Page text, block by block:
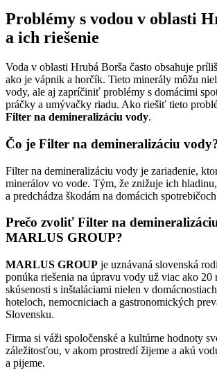
Problémy s vodou v oblasti
a ich riešenie
Voda v oblasti Hrubá Borša často obsahuje
ako je vápnik a horčík. Tieto minerály môžu
vody, ale aj zapríčiniť problémy s domácimi
práčky a umývačky riadu. Ako riešiť tieto
Filter na demineralizáciu vody.
Čo je Filter na demineralizáciu
Filter na demineralizáciu vody je zariadenie,
minerálov vo vode. Tým, že znižuje ich
a predchádza škodám na domácich
Prečo zvoliť Filter na
MARLUS GROUP?
MARLUS GROUP je uznávaná slovenská
ponúka riešenia na úpravu vody už viac ako 20
skúsenosti s inštaláciami nielen v
hoteloch, nemocniciach a gastronomických
Slovensku.
Firma si váži spoločenské a kultúrne hodnoty
záležitosťou, v akom prostredí žijeme a akú
a pijeme.